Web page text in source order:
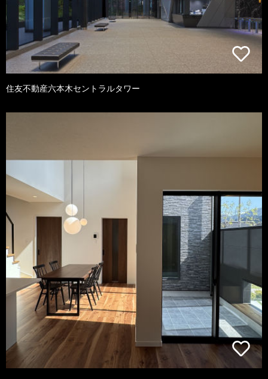
住友不動産六本木セントラルタワー